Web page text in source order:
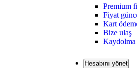
Premium
Fiyat
Kart
Bize ulaş
Kaydolma
Hesabını yönet